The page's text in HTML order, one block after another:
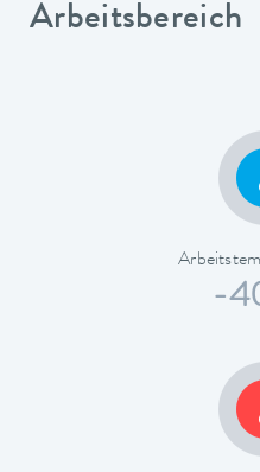
Arbeitsbereich
-